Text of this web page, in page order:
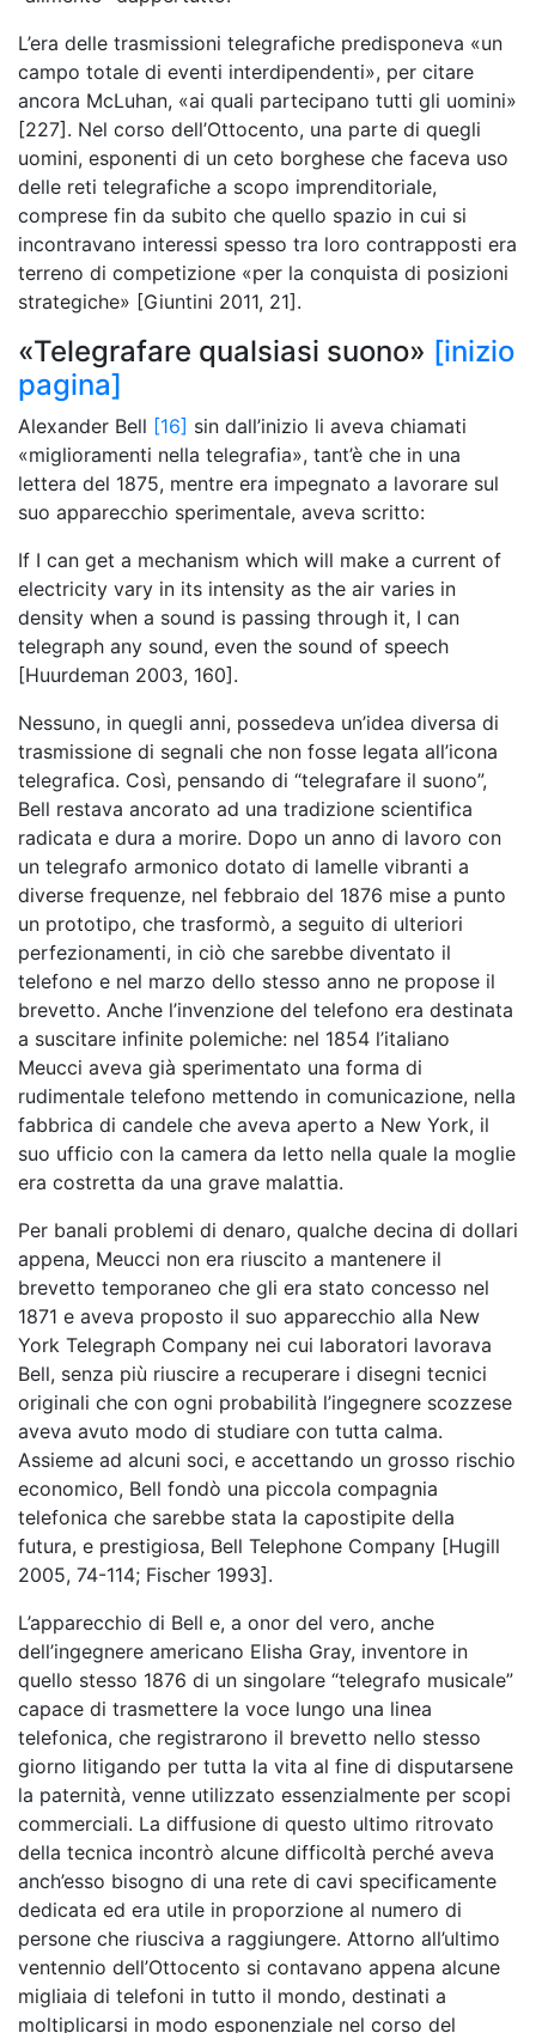
L’era delle trasmissioni telegrafiche predisponeva «un
campo totale di eventi interdipendenti», per citare
ancora McLuhan, «ai quali partecipano tutti gli uomini»
[227]. Nel corso dell’Ottocento, una parte di quegli
uomini, esponenti di un ceto borghese che faceva uso
delle reti telegrafiche a scopo imprenditoriale,
comprese fin da subito che quello spazio in cui si
incontravano interessi spesso tra loro contrapposti era
terreno di competizione «per la conquista di posizioni
strategiche» [Giuntini 2011, 21].
«Telegrafare qualsiasi suono» [inizio
pagina]
Alexander Bell [16] sin dall’inizio li aveva chiamati
«miglioramenti nella telegrafia», tant’è che in una
lettera del 1875, mentre era impegnato a lavorare sul
suo apparecchio sperimentale, aveva scritto:
If I can get a mechanism which will make a current of
electricity vary in its intensity as the air varies in
density when a sound is passing through it, I can
telegraph any sound, even the sound of speech
[Huurdeman 2003, 160].
Nessuno, in quegli anni, possedeva un’idea diversa di
trasmissione di segnali che non fosse legata all’icona
telegrafica. Così, pensando di “telegrafare il suono”,
Bell restava ancorato ad una tradizione scientifica
radicata e dura a morire. Dopo un anno di lavoro con
un telegrafo armonico dotato di lamelle vibranti a
diverse frequenze, nel febbraio del 1876 mise a punto
un prototipo, che trasformò, a seguito di ulteriori
perfezionamenti, in ciò che sarebbe diventato il
telefono e nel marzo dello stesso anno ne propose il
brevetto. Anche l’invenzione del telefono era destinata
a suscitare infinite polemiche: nel 1854 l’italiano
Meucci aveva già sperimentato una forma di
rudimentale telefono mettendo in comunicazione, nella
fabbrica di candele che aveva aperto a New York, il
suo ufficio con la camera da letto nella quale la moglie
era costretta da una grave malattia.
Per banali problemi di denaro, qualche decina di dollari
appena, Meucci non era riuscito a mantenere il
brevetto temporaneo che gli era stato concesso nel
1871 e aveva proposto il suo apparecchio alla New
York Telegraph Company nei cui laboratori lavorava
Bell, senza più riuscire a recuperare i disegni tecnici
originali che con ogni probabilità l’ingegnere scozzese
aveva avuto modo di studiare con tutta calma.
Assieme ad alcuni soci, e accettando un grosso rischio
economico, Bell fondò una piccola compagnia
telefonica che sarebbe stata la capostipite della
futura, e prestigiosa, Bell Telephone Company [Hugill
2005, 74-114; Fischer 1993].
L’apparecchio di Bell e, a onor del vero, anche
dell’ingegnere americano Elisha Gray, inventore in
quello stesso 1876 di un singolare “telegrafo musicale”
capace di trasmettere la voce lungo una linea
telefonica, che registrarono il brevetto nello stesso
giorno litigando per tutta la vita al fine di disputarsene
la paternità, venne utilizzato essenzialmente per scopi
commerciali. La diffusione di questo ultimo ritrovato
della tecnica incontrò alcune difficoltà perché aveva
anch’esso bisogno di una rete di cavi specificamente
dedicata ed era utile in proporzione al numero di
persone che riusciva a raggiungere. Attorno all’ultimo
ventennio dell’Ottocento si contavano appena alcune
migliaia di telefoni in tutto il mondo, destinati a
moltiplicarsi in modo esponenziale nel corso del